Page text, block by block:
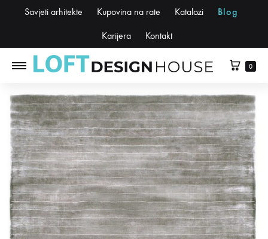
Savjeti arhitekte Kupovina na rate Katalozi Blog
Karijera Kontakt
0